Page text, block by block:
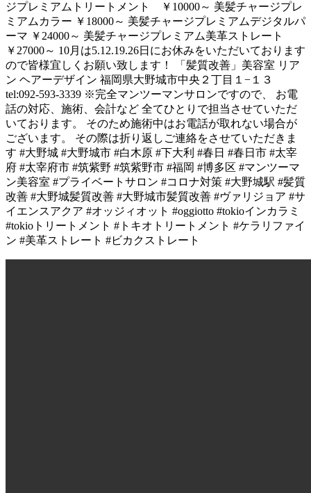
ジプレミアムトリートメント ￥10000～ 美髪チャージプレ
ミアムカラー ￥18000～ 美髪チャージプレミアムデジタルパ
ーマ ￥24000～ 美髪チャージプレミアム美革ストレート
￥27000～ 10月は5.12.19.26日にお休みをいただいております
ので皆様宜しくお願い致します！ 「髪質改善」美容室 リア
ン ヘアーデザイン 福岡県大野城市中央２丁目１−１３
tel:092-593-3339 ※完全マンツーマンサロンですので、 お電
話の対応、施術、会計など 全てひとりで担当させていただ
いております。 そのため施術中はお電話が取れない場合が
ございます。 その際は折り返しご連絡をさせていただきま
す #大野城 #大野城市 #白木原 #下大利 #春日 #春日市 #太宰
府 #太宰府市 #筑紫野 #筑紫野市 #福岡 #博多区 #マンツーマ
ン美容室 #プライベートサロン #コロナ対策 #大野城駅 #髪質
改善 #大野城髪質改善 #大野城市髪質改善 #ヴァリジョア #サ
イエンスアクア #オッジィオット #oggiotto #tokioインカラミ
#tokioトリートメント #トキオトリートメント #ケラリファイ
ン #美革ストレート #ビカクストレート